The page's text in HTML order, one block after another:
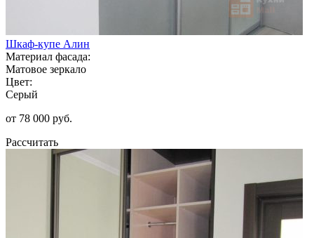
Шкаф-купе Алин
Материал фасада:
Матовое зеркало
Цвет:
Серый
от 78 000 руб.
Рассчитать